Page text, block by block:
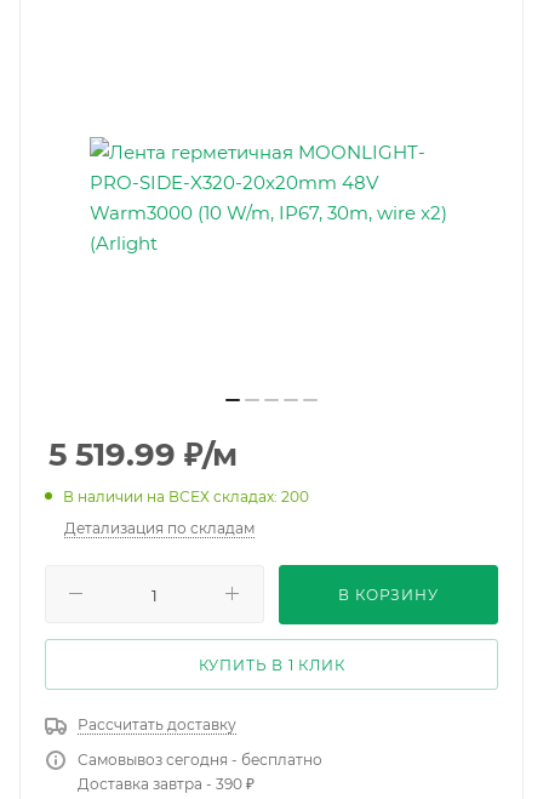
5 519.99 ₽/м
В наличии на ВСЕХ складах: 200
Детализация по складам
В КОРЗИНУ
КУПИТЬ В 1 КЛИК
Рассчитать доставку
Самовывоз сегодня - бесплатно
Доставка завтра - 390 ₽